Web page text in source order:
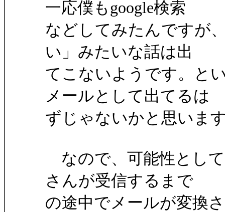
一応僕もgoogle検索
などしてみたんですが
い」みたいな話は出
てこないようです。と
メールとして出てるは
ずじゃないかと思いま
なので、可能性とし
さんが受信するまで
の途中でメールが変換